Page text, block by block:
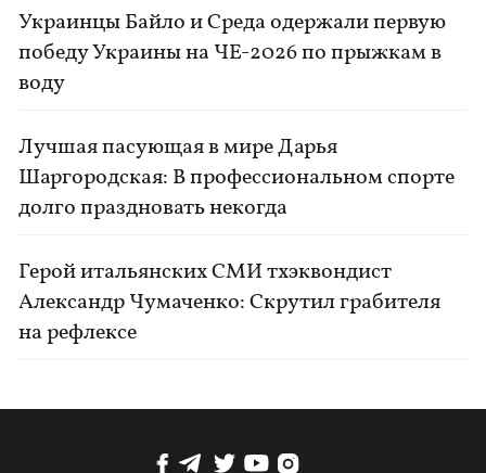
Украинцы Байло и Среда одержали первую
победу Украины на ЧЕ-2026 по прыжкам в
воду
Лучшая пасующая в мире Дарья
Шаргородская: В профессиональном спорте
долго праздновать некогда
Герой итальянских СМИ тхэквондист
Александр Чумаченко: Скрутил грабителя
на рефлексе